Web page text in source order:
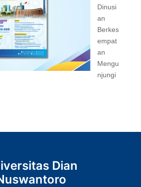
Dinusi
an
Berkes
empat
an
Mengu
njungi
Dian